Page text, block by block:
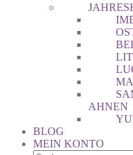
AHNEN
BLOG
MEIN KONTO